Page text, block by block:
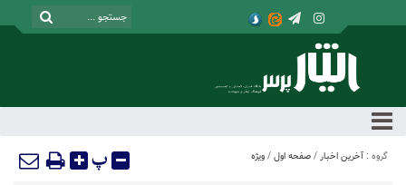
گروه : آخرین اخبار / صفحه اول / ویژه پ